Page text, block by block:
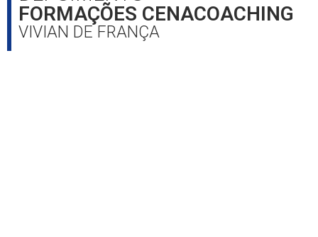
FORMAÇÕES CENACOACHING
VIVIAN DE FRANÇA